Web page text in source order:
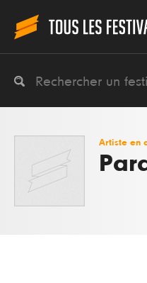
Artiste en